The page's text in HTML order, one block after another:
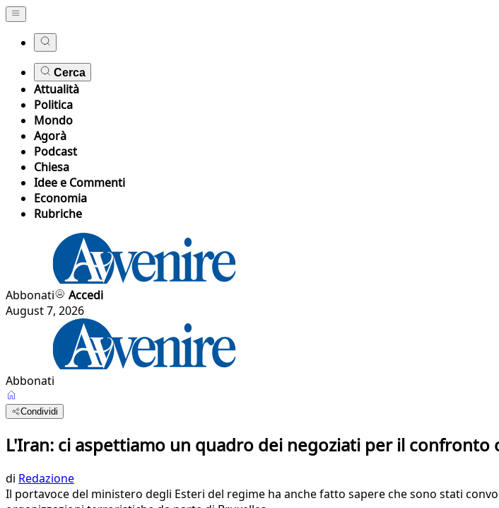
Cerca
Attualità
Politica
Mondo
Agorà
Podcast
Chiesa
Idee e Commenti
Economia
Rubriche
Abbonati
Accedi
August 7, 2026
Abbonati
Condividi
L'Iran: ci aspettiamo un quadro dei negoziati per il confronto
di Redazione
Il portavoce del ministero degli Esteri del regime ha anche fatto sapere che sono stati